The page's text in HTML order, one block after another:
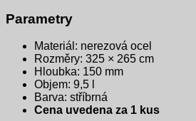
Parametry
Materiál: nerezová ocel
Rozměry: 325 × 265 cm
Hloubka: 150 mm
Objem: 9,5 l
Barva: stříbrná
Cena uvedena za 1 kus